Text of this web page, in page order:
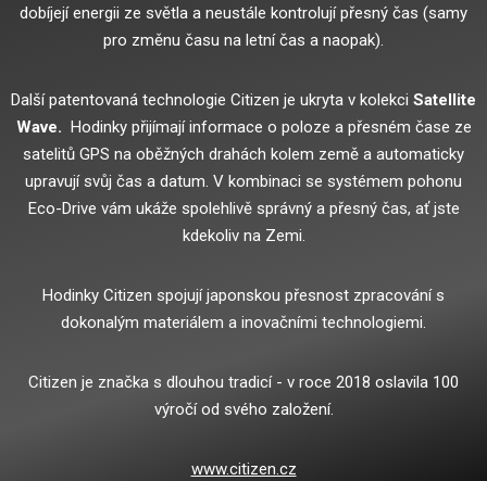
dobíjejí energii ze světla a neustále kontrolují přesný čas (samy
pro změnu času na letní čas a naopak).
Další patentovaná technologie Citizen je ukryta v kolekci Satellite
Wave. Hodinky přijímají informace o poloze a přesném čase ze
satelitů GPS na oběžných drahách kolem země a automaticky
upravují svůj čas a datum. V kombinaci se systémem pohonu
Eco-Drive vám ukáže spolehlivě správný a přesný čas, ať jste
kdekoliv na Zemi.
Hodinky Citizen spojují japonskou přesnost zpracování s
dokonalým materiálem a inovačními technologiemi.
Citizen je značka s dlouhou tradicí - v roce 2018 oslavila 100
výročí od svého založení.
www.citizen.cz